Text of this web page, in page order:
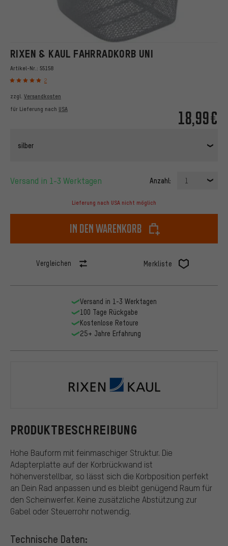
RIXEN & KAUL FAHRRADKORB UNI
Artikel-Nr.: 55158
2
18,99€
zzgl. Versandkosten
für Lieferung nach USA
silber
Versand in 1-3 Werktagen Anzahl: 1
Lieferung nach USA nicht möglich
In den Warenkorb
Vergleichen Merkliste
PRODUKTBESCHREIBUNG
Hohe Bauform mit feinmaschiger Struktur. Die
Adapterplatte auf der Korbrückwand ist
höhenverstellbar, so lässt sich die Korbposition perfekt
an Dein Rad anpassen und es bleibt genügend Raum für
den Scheinwerfer. Keine zusätzliche Abstützung zur
Gabel oder Steuerrohr notwendig.
Technische Daten:
Versand in 1-3 Werktagen
100 Tage Rückgabe
Kostenlose Retoure
25+ Jahre Erfahrung
Rixen & Kaul